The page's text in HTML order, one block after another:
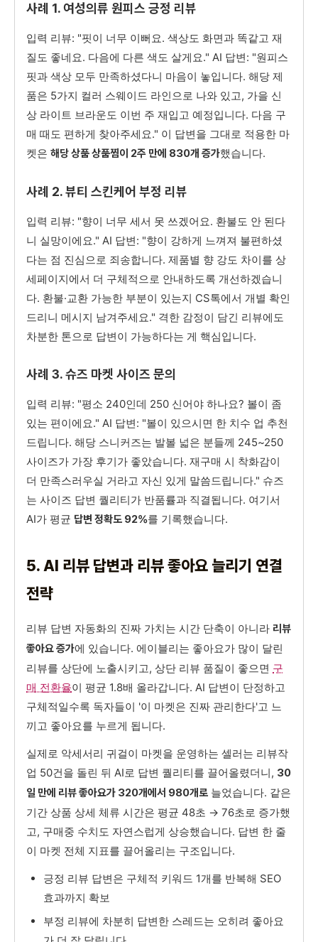
사례 1. 여성의류 원피스 긍정 리뷰
입력 리뷰: "핏이 너무 이뻐요. 색상도 화면과 똑같고 재
질도 좋네요. 다음에 다른 색도 살게요." AI 답변: "원피스
핏과 색상 모두 만족하셨다니 마음이 놓입니다. 해당 제
품은 5가지 컬러 스웨이드 라인으로 나와 있고, 가을 신
상 라이트 브라운도 이번 주 재입고 예정입니다. 다음 구
매 때도 편하게 찾아주세요." 이 답변을 그대로 적용한 마
켓은 해당 상품 상품찜이 2주 만에 830개 증가했습니다.
사례 2. 뷰티 스킨케어 부정 리뷰
입력 리뷰: "향이 너무 세서 못 쓰겠어요. 환불도 안 된다
니 실망이에요." AI 답변: "향이 강하게 느껴져 불편하셨
다는 점 진심으로 죄송합니다. 제품별 향 강도 차이를 상
세페이지에서 더 구체적으로 안내하도록 개선하겠습니
다. 환불·교환 가능한 부분이 있는지 CS톡에서 개별 확인
드리니 메시지 남겨주세요." 격한 감정이 담긴 리뷰에도
차분한 톤으로 답변이 가능하다는 게 핵심입니다.
사례 3. 슈즈 마켓 사이즈 문의
입력 리뷰: "평소 240인데 250 신어야 하나요? 볼이 좀
있는 편이에요." AI 답변: "볼이 있으시면 한 치수 업 추천
드립니다. 해당 스니커즈는 발볼 넓은 분들께 245~250
사이즈가 가장 후기가 좋았습니다. 재구매 시 착화감이
더 만족스러우실 거라고 자신 있게 말씀드립니다." 슈즈
는 사이즈 답변 퀄리티가 반품률과 직결됩니다. 여기서
AI가 평균 답변 정확도 92%를 기록했습니다.
5. AI 리뷰 답변과 리뷰 좋아요 늘리기 연결
전략
리뷰 답변 자동화의 진짜 가치는 시간 단축이 아니라 리뷰
좋아요 증가에 있습니다. 에이블리는 좋아요가 많이 달린
리뷰를 상단에 노출시키고, 상단 리뷰 품질이 좋으면 구
매 전환율이 평균 1.8배 올라갑니다. AI 답변이 단정하고
구체적일수록 독자들이 '이 마켓은 진짜 관리한다'고 느
끼고 좋아요를 누르게 됩니다.
실제로 악세서리 귀걸이 마켓을 운영하는 셀러는 리뷰작
업 50건을 돌린 뒤 AI로 답변 퀄리티를 끌어올렸더니, 30
일 만에 리뷰 좋아요가 320개에서 980개로 늘었습니다. 같은
기간 상품 상세 체류 시간은 평균 48초 → 76초로 증가했
고, 구매중 수치도 자연스럽게 상승했습니다. 답변 한 줄
이 마켓 전체 지표를 끌어올리는 구조입니다.
긍정 리뷰 답변은 구체적 키워드 1개를 반복해 SEO
효과까지 확보
부정 리뷰에 차분히 답변한 스레드는 오히려 좋아요